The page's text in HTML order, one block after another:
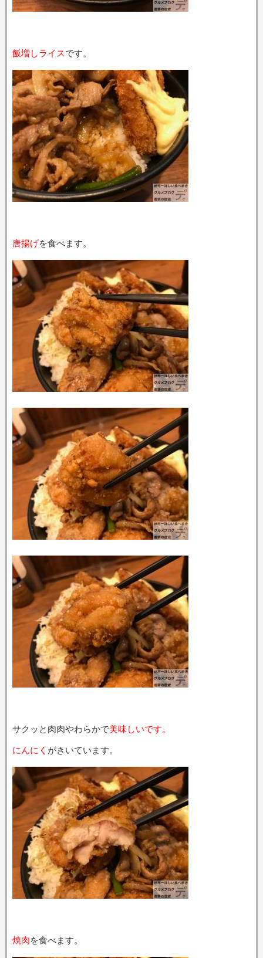
飯増しライスです。
唐揚げを食べます。
サクッと肉肉やわらかで美味しいです。
にんにく がきいています。
焼肉を食べます。